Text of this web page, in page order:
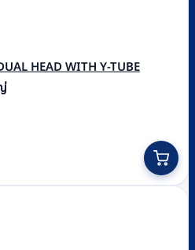
HEAD WITH Y-TUBE